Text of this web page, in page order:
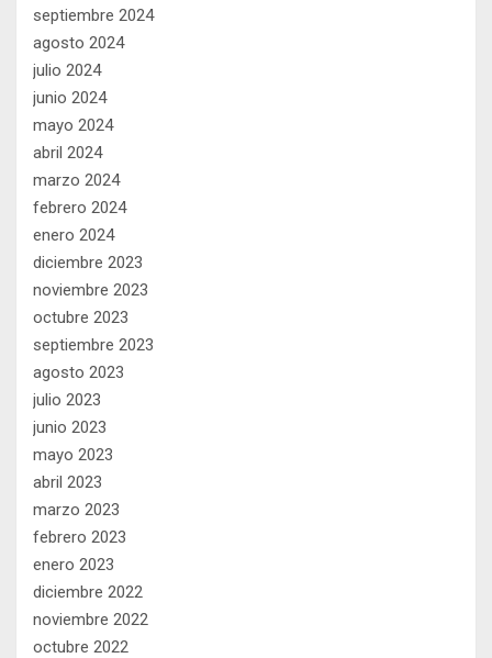
septiembre 2024
agosto 2024
julio 2024
junio 2024
mayo 2024
abril 2024
marzo 2024
febrero 2024
enero 2024
diciembre 2023
noviembre 2023
octubre 2023
septiembre 2023
agosto 2023
julio 2023
junio 2023
mayo 2023
abril 2023
marzo 2023
febrero 2023
enero 2023
diciembre 2022
noviembre 2022
octubre 2022